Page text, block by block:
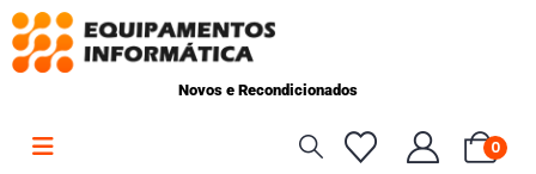
Novos e Recondicionados
0